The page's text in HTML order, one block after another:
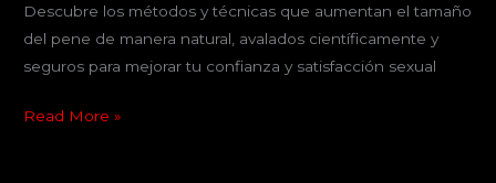
Descubre los métodos y técnicas que aumentan el tamaño
del pene de manera natural, avalados científicamente y
seguros para mejorar tu confianza y satisfacción sexual
Read More »